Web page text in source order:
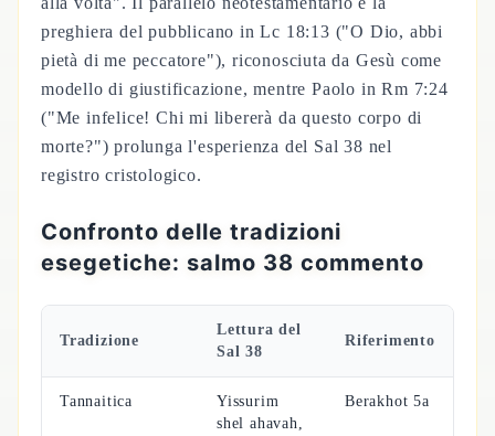
preghiera del pubblicano in Lc 18:13 ("O Dio, abbi
pietà di me peccatore"), riconosciuta da Gesù come
modello di giustificazione, mentre Paolo in Rm 7:24
("Me infelice! Chi mi libererà da questo corpo di
morte?") prolunga l'esperienza del Sal 38 nel
registro cristologico.
Confronto delle tradizioni
esegetiche: salmo 38 commento
Tradizione
Lettura del
Sal 38
Riferimento
Tannaitica
Yissurim
shel ahavah,
Berakhot 5a